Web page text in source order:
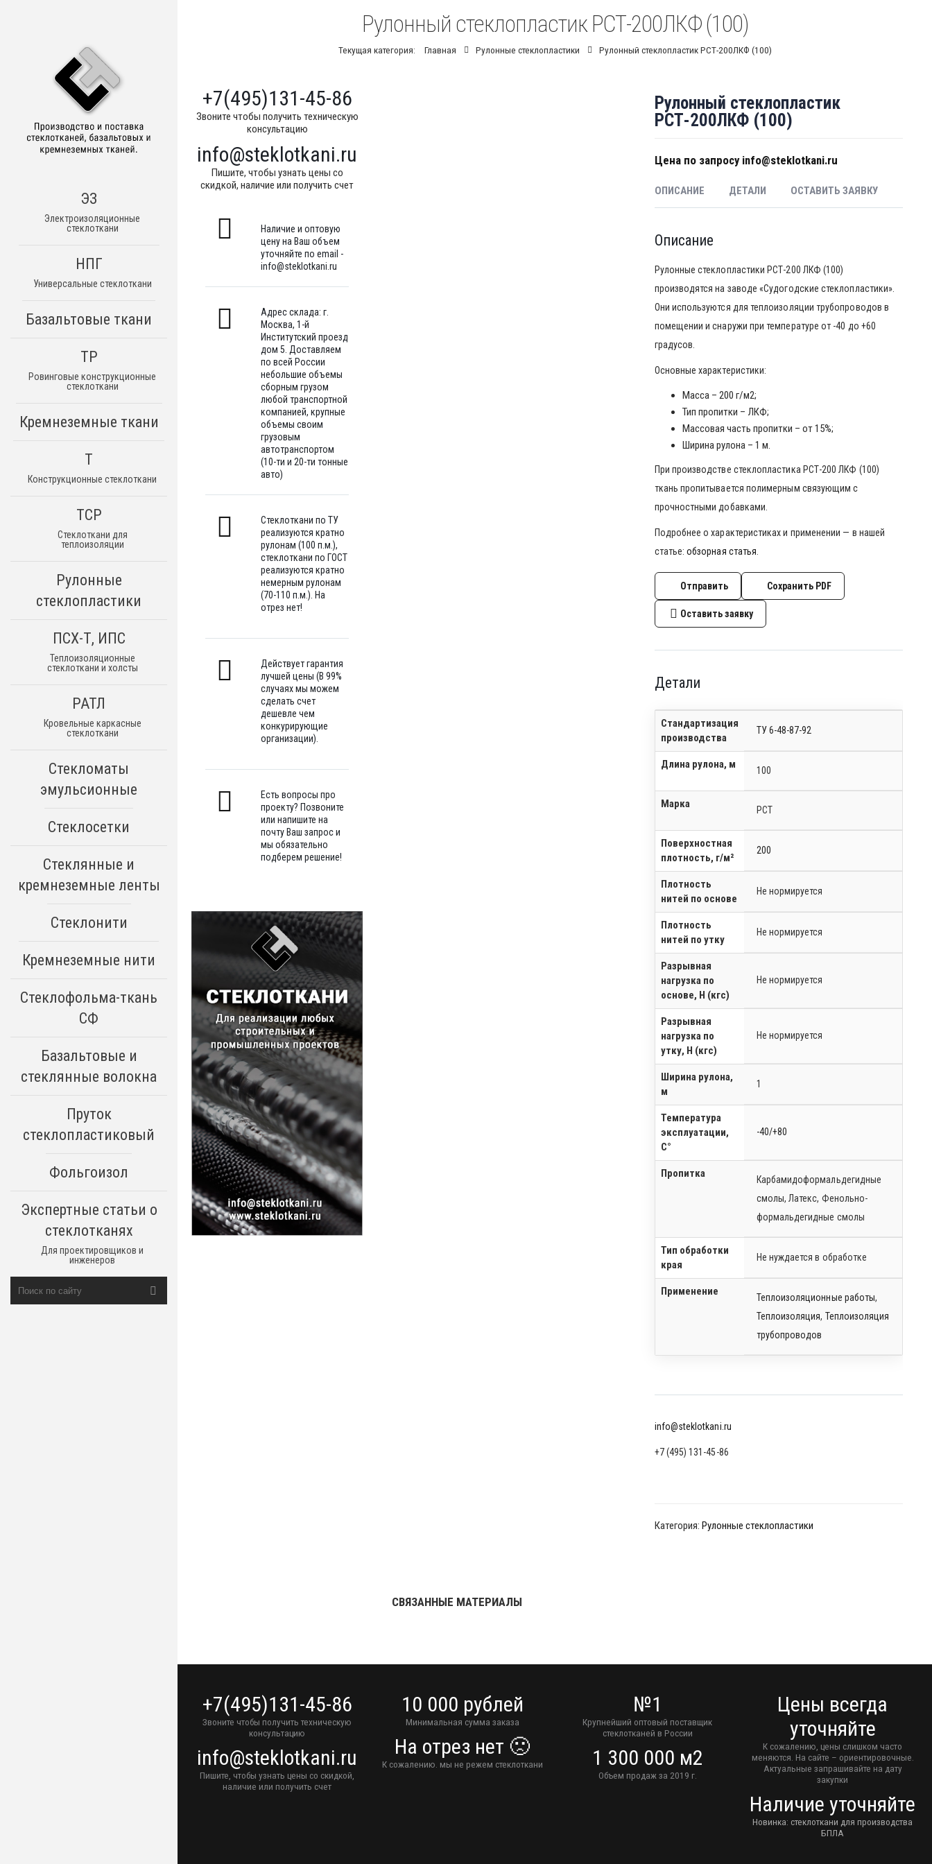
ЭЗ
Электроизоляционные
стеклоткани
НПГ
Универсальные стеклоткани
Базальтовые ткани
ТР
Ровинговые конструкционные
стеклоткани
Кремнеземные ткани
Т
Конструкционные стеклоткани
ТСР
Стеклоткани для
теплоизоляции
Рулонные
стеклопластики
ПСХ-Т, ИПС
Теплоизоляционные
стеклоткани и холсты
РАТЛ
Кровельные каркасные
стеклоткани
Стекломаты
эмульсионные
Стеклосетки
Стеклянные и
кремнеземные ленты
Стеклонити
Кремнеземные нити
Стеклофольма-ткань
СФ
Базальтовые и
стеклянные волокна
Пруток
стеклопластиковый
Фольгоизол
Экспертные статьи о
стеклотканях
Для проектировщиков и
инженеров
Рулонный стеклопластик РСТ-200ЛКФ (100)
Текущая категория: Главная Рулонные стеклопластики Рулонный стеклопластик РСТ-200ЛКФ (100)
Рулонный стеклопластик
РСТ-200ЛКФ (100)
Цена по запросу info@steklotkani.ru
ОПИСАНИЕ ДЕТАЛИ ОСТАВИТЬ ЗАЯВКУ
Описание
Рулонные стеклопластики РСТ-200 ЛКФ (100)
производятся на заводе «Судогодские стеклопластики».
Они используются для теплоизоляции трубопроводов в
помещении и снаружи при температуре от -40 до +60
градусов.
Основные характеристики:
Масса – 200 г/м2;
Тип пропитки – ЛКФ;
Массовая часть пропитки – от 15%;
Ширина рулона – 1 м.
При производстве стеклопластика РСТ-200 ЛКФ (100)
ткань пропитывается полимерным связующим с
прочностными добавками.
Подробнее о характеристиках и применении — в нашей
статье:обзорная статья
Отправить Сохранить PDF
Оставить заявку
Детали
Стандартизация
производства
ТУ 6-48-87-92
Длина рулона, м 100
Марка РСТ
Поверхностная
плотность, г/м²
200
Плотность
нитей по основе
Не нормируется
Плотность
нитей по утку
Не нормируется
Разрывная
нагрузка по
основе, Н (кгс)
Не нормируется
Разрывная
нагрузка по
утку, Н (кгс)
Не нормируется
Ширина рулона,
м
1
Температура
эксплуатации,
C°
-40/+80
Пропитка
Карбамидоформальдегидные
смолы, Латекс, Фенольно-
формальдегидные смолы
Тип обработки
края
Не нуждается в обработке
Применение Теплоизоляционные работы,
Теплоизоляция, Теплоизоляция
трубопроводов
info@steklotkani.ru
+7 (495) 131-45-86
Категория: Рулонные стеклопластики
СВЯЗАННЫЕ МАТЕРИАЛЫ
+7(495)131-45-86
Звоните чтобы получить техническую
консультацию
info@steklotkani.ru
Пишите, чтобы узнать цены со
скидкой, наличие или получить счет
Наличие и оптовую
цену на Ваш объем
уточняйте по email -
info@steklotkani.ru
Адрес склада: г.
Москва, 1-й
Институтский проезд
дом 5. Доставляем
по всей России
небольшие объемы
сборным грузом
любой транспортной
компанией, крупные
объемы своим
грузовым
автотранспортом
(10-ти и 20-ти тонные
авто)
Стеклоткани по ТУ
реализуются кратно
рулонам (100 п.м.),
стеклоткани по ГОСТ
реализуются кратно
немерным рулонам
(70-110 п.м.). На
отрез нет!
Действует гарантия
лучшей цены (В 99%
случаях мы можем
сделать счет
дешевле чем
конкурирующие
организации).
Есть вопросы про
проекту? Позвоните
или напишите на
почту Ваш запрос и
мы обязательно
подберем решение!
+7(495)131-45-86
Звоните чтобы получить техническую
консультацию
info@steklotkani.ru
Пишите, чтобы узнать цены со скидкой,
наличие или получить счет
10 000 рублей
Минимальная сумма заказа
На отрез нет 🙁
К сожалению. мы не режем стеклоткани
№1
Крупнейший оптовый поставщик
стеклотканей в России
1 300 000 м2
Объем продаж за 2019 г.
Цены всегда
уточняйте
К сожалению, цены слишком часто
меняются. На сайте – ориентировочные.
Актуальные запрашивайте на дату
закупки
Наличие уточняйте
Новинка: стеклоткани для производства
БПЛА